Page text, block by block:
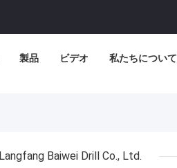
製品 ビデオ 私たちについて
Langfang Baiwei Drill Co., Ltd.